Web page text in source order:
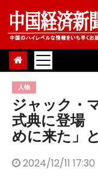
Skip
content
人物
ジャック・
式典に登場
めに来た」
2024/12/11 17:30